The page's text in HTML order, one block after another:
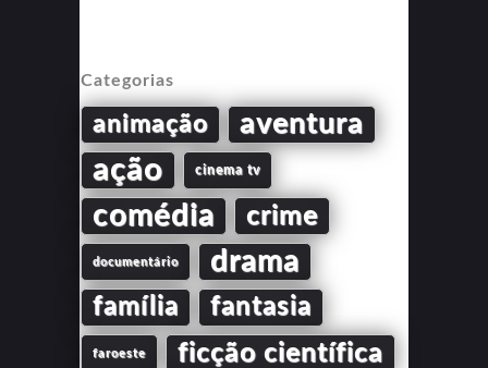
Categorias
animação aventura
ação cinema tv
comédia crime
documentário drama
família fantasia
faroeste ficção científica